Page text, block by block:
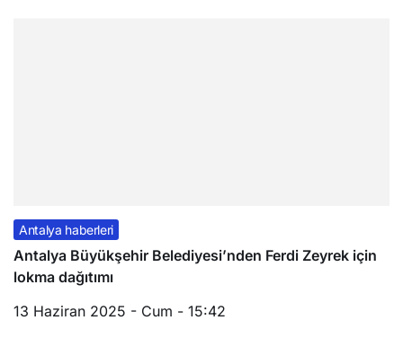
Antalya haberleri
Antalya Büyükşehir Belediyesi’nden Ferdi Zeyrek için
lokma dağıtımı
13 Haziran 2025 - Cum - 15:42